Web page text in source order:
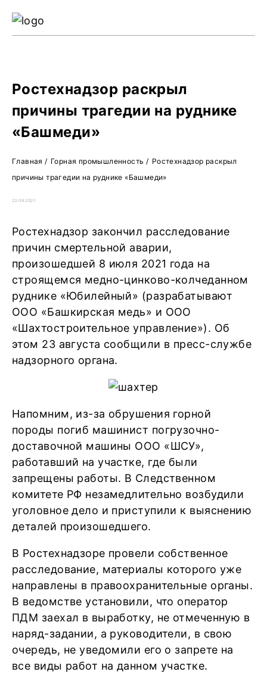
Ростехнадзор раскрыл
причины трагедии на руднике
«Башмеди»
Главная / Горная промышленность / Ростехнадзор раскрыл
причины трагедии на руднике «Башмеди»
23.08.2021
Ростехнадзор закончил расследование
причин смертельной аварии,
произошедшей 8 июля 2021 года на
строящемся медно-цинково-колчеданном
руднике «Юбилейный» (разрабатывают
ООО «Башкирская медь» и ООО
«Шахтостроительное управление»). Об
этом 23 августа сообщили в пресс-службе
надзорного органа.
Напомним, из-за обрушения горной
породы погиб машинист погрузочно-
доставочной машины ООО «ШСУ»,
работавший на участке, где были
запрещены работы. В Следственном
комитете РФ незамедлительно возбудили
уголовное дело и приступили к выяснению
деталей произошедшего.
В Ростехнадзоре провели собственное
расследование, материалы которого уже
направлены в правоохранительные органы.
В ведомстве установили, что оператор
ПДМ заехал в выработку, не отмеченную в
наряд-задании, а руководители, в свою
очередь, не уведомили его о запрете на
все виды работ на данном участке.